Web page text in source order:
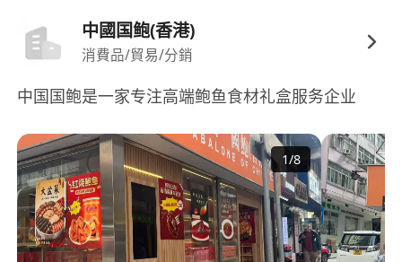
障，部分計劃延伸至直系親屬；
每年享有不少於12天的帶薪年假，另設有生日假
期、慰問假及家庭照顧假等人性化休假安排；
專業認證報考資助，鼓勵個人職業發展。
中國国鲍(香港)
消費品/貿易/分銷
中国国鲍是一家专注高端鲍鱼食材礼盒服务企业
1/8